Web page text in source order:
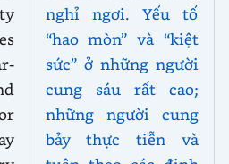
nghỉ ngơi. Yếu tố
“hao mòn” và “kiệt
sức” ở những người
cung sáu rất cao;
những người cung
bảy thực tiễn và